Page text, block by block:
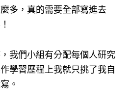
多，真的需要全部寫進去
我們小組有分配每個人研究
學習歷程上我就只挑了我自
。